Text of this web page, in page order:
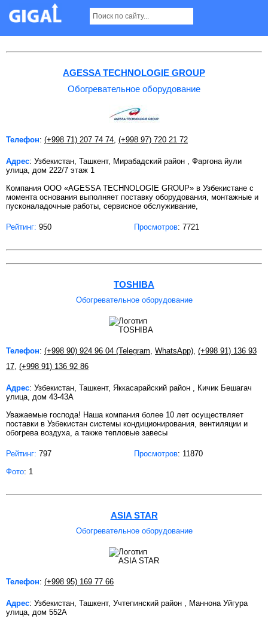
Обогревательное оборудование в Ташкенте
AGESSA TECHNOLOGIE GROUP
Обогревательное оборудование
Телефон: (+998 71) 207 74 74 (+998 97) 720 21 72
Адрес: Узбекистан, Ташкент, Мирабадский район , Фаргона йули
улица, дом 222/7 этаж 1
Компания ООО «AGESSA TECHNOLOGIE GROUP» в Узбекистане с
момента основания выполняет поставку оборудования, монтажные и
пусконаладочные работы, сервисное обслуживание,
Рейтинг: 950 Просмотров: 7721
TOSHIBA
Обогревательное оборудование
Телефон: (+998 90) 924 96 04 (Telegram, WhatsApp), (+998 91) 136 93
17, (+998 91) 136 92 86
Адрес: Узбекистан, Ташкент, Яккасарайский район , Кичик Бешагач
улица, дом 43-43A
Уважаемые господа! Наша компания более 10 лет осуществляет
поставки в Узбекистан системы кондиционирования, вентиляции и
обогрева воздуха, а также тепловые завесы
Рейтинг: 797 Просмотров: 11870
Фото: 1
ASIA STAR
Обогревательное оборудование
Телефон: (+998 95) 169 77 66
Адрес: Узбекистан, Ташкент, Учтепинский район , Маннона Уйгура
улица, дом 552А